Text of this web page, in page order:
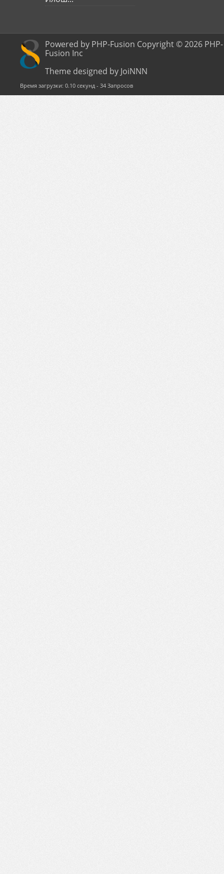
Powered by PHP-Fusion Copyright © 2026 PHP-
Fusion Inc
Theme designed by JoiNNN
Время загрузки: 0.10 секунд - 34 Запросов